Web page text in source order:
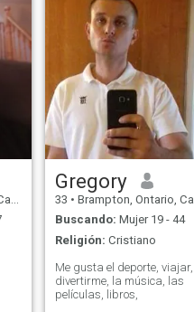
Gregory
33 • Brampton, Ontario, Canadá
Buscando: Mujer 19 - 44
Religión: Cristiano
Me gusta el deporte, viajar,
divertirme, la música, las
películas, libros,